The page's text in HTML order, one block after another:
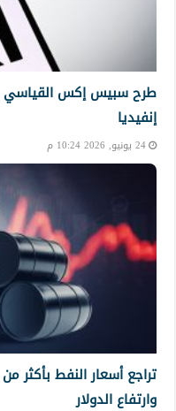
طرح سبيس إكس
إنفيديا
24 يونيو, 2026 10:24 م
وارتفاع الدولار